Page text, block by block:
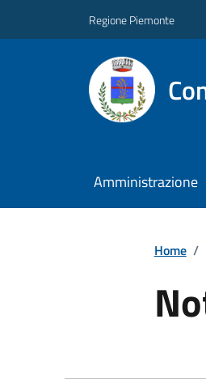
Regione Piemonte
Amministrazione
Home /